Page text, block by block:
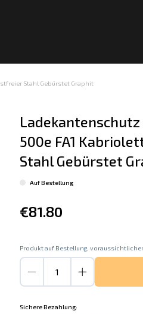
Stahl Gebürstet Graphit
500e FA1
Stahl Gebürstet
Auf Bestellung
€81.80
Produkt auf Bestellung, voraussichtlicher
Sichere Bezahlung: